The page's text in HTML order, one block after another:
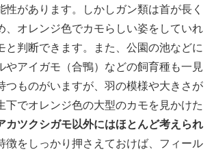
性があります。しかしガン類は首が長く
、オレンジ色でカモらしい姿をしていれ
と判断できます。また、公園の池などに
やアイガモ（合鴨）などの飼育種も一見
つものがいますが、羽の模様や大きさが
下でオレンジ色の大型のカモを見かけた
カツクシガモ以外にはほとんど考えられ
徴をしっかり押さえておけば、フィール